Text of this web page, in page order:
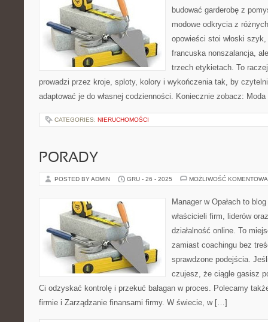
budować garderobę z
modowe odkrycia z
opowieści stoi włoski
francuska nonszalancja,
trzech etykietach. To
prowadzi przez kroje, sploty, kolory i wykończenia tak, by
adaptować je do własnej codzienności. Koniecznie zobacz:
CATEGORIES: NIERUCHOMOŚCI
PORADY
POSTED BY ADMIN GRU - 26 - 2025 MOŻLIWOŚĆ
Manager w Opałach to
właścicieli firm, liderów
działalność online. To
zamiast coachingu bez
sprawdzone podejścia.
czujesz, że ciągle gasisz
Ci odzyskać kontrolę i przekuć bałagan w proces. Polecamy
firmie i Zarządzanie finansami firmy. W świecie, w […]